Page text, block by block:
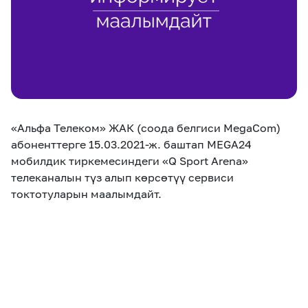
M2M
Кызматтар Көңүл ачуучу Соц. тармактар
SMS
Номерди тандоо
Компания
Биз жөнүндө Жаңылыктар
Кызмат көрсөтүүлөр
«Альфа Телеком» ЖАК (соода белгиси MegaCom)
абоненттерге 15.03.2021-ж. баштап MEGA24
мобилдик тиркемесиндеги «Q Sport Arena»
телеканалын түз алып көрсөтүү сервиси
токтотуларын маалымдайт.